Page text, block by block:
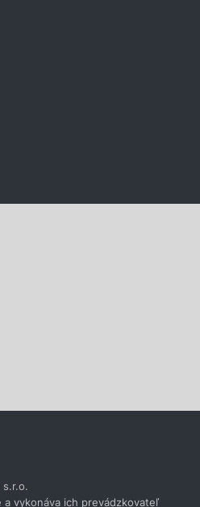
s.r.o.
vykonáva ich prevádzkovateľ